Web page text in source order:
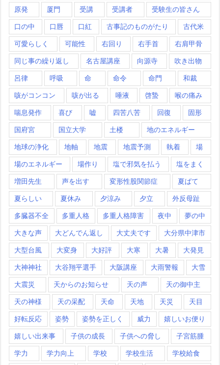
原発 厦門 受講 受講者 受験生の皆さん
口の中 口唇 口紅 古事記のものがたり 古代米
可愛らしく 可能性 右回り 右手首 右肩甲骨
同じ事の繰り返し 名古屋講座 向源寺 吹き出物
呂律 呼吸 命 命令 命門 和裁
咳がコンコン 咳が出る 唾液 啓蟄 喉の痛み
喘息発作 喜び 嘘 四苦八苦 回復 固形
国府宮 国立大学 土楼 地のエネルギー
地球の浄化 地軸 地震 地震予測 執着 場
場のエネルギー 場作り 塩で邪気を払う 塩をまく
増田先生 声を出す 変形性股関節症 夏ばて
夏らしい 夏休み 夕涼み 夕立 外反母趾
多臓器不全 多重人格 多重人格障害 夜中 夢の中
大きな声 大どんでん返し 大丈夫です 大分県中津市
大型台風 大変身 大好評 大寒 大暑 大発見
大神神社 大谷翔平選手 大阪講座 大雨警報 大雪
大震災 天からのお知らせ 天の声 天の御中主
天の神様 天の采配 天命 天地 天災 天目
好転反応 姿勢 姿勢を正しく 威力 嬉しいお便り
嬉しい出来事 子供の成長 子供への脅し 子宮筋腫
学力 学力向上 学校 学校生活 学校給食